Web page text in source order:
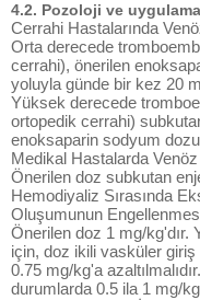
4.2. Pozoloji ve
Cerrahi Hastalarında
Orta derecede
cerrahi), önerilen
yoluyla günde bir kez 20
Yüksek derecede
ortopedik cerrahi)
enoksaparin sodyum
Medikal Hastalarda
Önerilen doz subkutan
Hemodiyaliz Sırasında
Oluşumunun
Önerilen doz 1 mg/kg'dır.
için, doz ikili vasküler
0.75 mg/kg'a
durumlarda 0.5 ila 1 mg/